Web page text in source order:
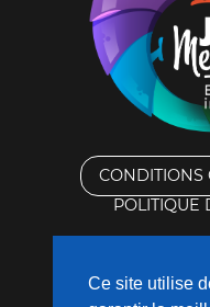
CONDITIONS
POLITIQUE
Ce site utilise